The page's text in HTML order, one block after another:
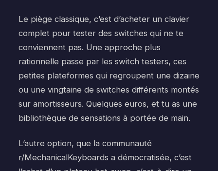
Le piège classique, c’est d’acheter un clavier
complet pour tester des switches qui ne te
conviennent pas. Une approche plus
rationnelle passe par les switch testers, ces
petites plateformes qui regroupent une dizaine
ou une vingtaine de switches différents montés
sur amortisseurs. Quelques euros, et tu as une
bibliothèque de sensations à portée de main.
L’autre option, que la communauté
r/MechanicalKeyboards a démocratisée, c’est